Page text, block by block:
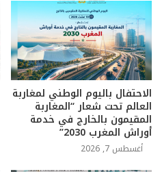
الاحتفال باليوم الوطني لمغاربة
العالم تحت شعار “المغاربة
المقيمون بالخارج في خدمة
أوراش المغرب 2030”
أغسطس 7, 2026